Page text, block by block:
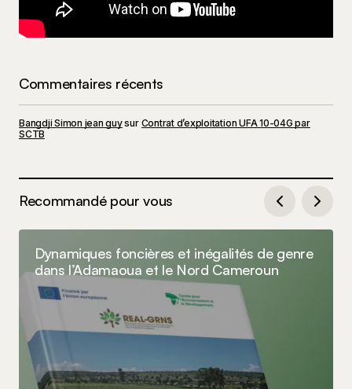
Commentaires récents
Bangdji Simon jean guysur Contrat d’exploitation UFA 10-04G par
SCTB
Recommandé pour vous
Dynamiques foncières et inégalités de genre
dans l’Adamaoua et le Nord Cameroun